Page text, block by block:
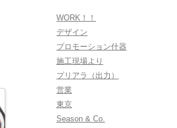
WORK！！
デザイン
プロモーション什器
施工現場より
プリアラ（出力）
営業
東京
Season & Co.